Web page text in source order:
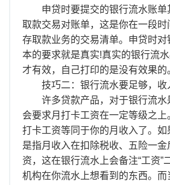
申贷时要提交的银行流水账单
取款交易对账单，这是你在一段
存取款业务的交易清单。申贷时
本的要求就是真实!真实的银行流
才有效，自己打印的是没有效果的
技巧二：银行流水要足够，收
许多贷款产品，对于银行流水
会要求月打卡工资在一定等级之上
打卡工资等同于你的月收入了。如
是指月收入在扣除税收、五险一
资，这在银行流水上会备注“工资”
机构在你流水上想看到的东西。而